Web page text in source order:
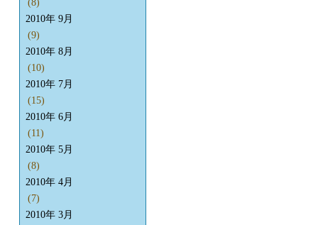
(8)
2010年 9月
(9)
2010年 8月
(10)
2010年 7月
(15)
2010年 6月
(11)
2010年 5月
(8)
2010年 4月
(7)
2010年 3月